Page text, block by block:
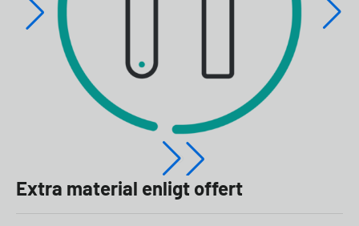
Extra material enligt offert